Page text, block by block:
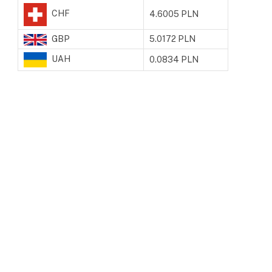
CHF 4.6005 PLN
GBP 5.0172 PLN
UAH 0.0834 PLN